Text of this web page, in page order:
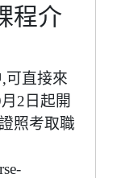
程介
可直接來
2日起開
照考取職